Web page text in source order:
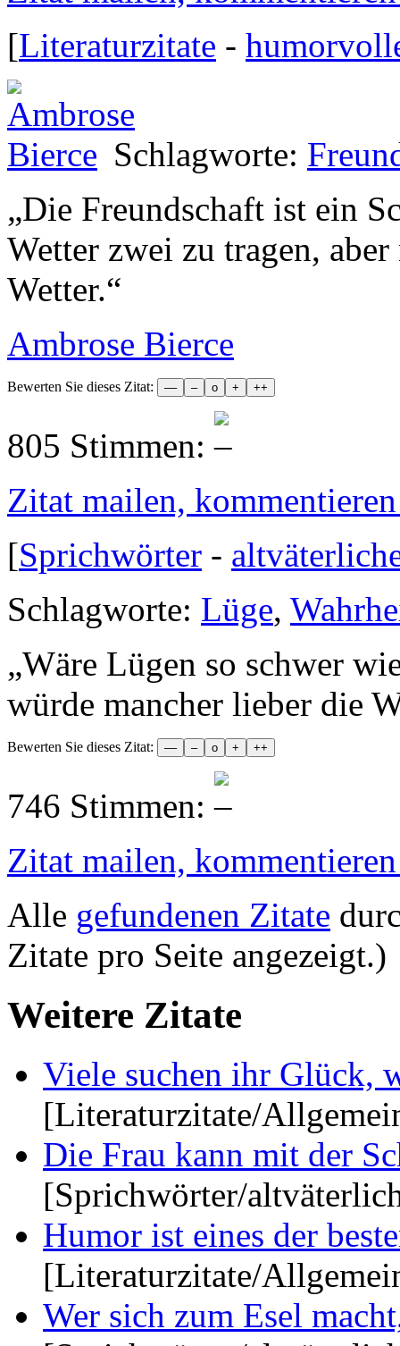
[Literaturzitate -
Schlagworte:
„Die Freundschaft ist ein
Wetter zwei zu tragen,
Wetter.“
Ambrose Bierce
Bewerten Sie dieses Zitat:
805 Stimmen:
Zitat mailen,
[Sprichwörter -
Schlagworte: Lüge,
„Wäre Lügen so schwer
würde mancher lieber die
Bewerten Sie dieses Zitat:
746 Stimmen:
Zitat mailen,
Alle gefundenen Zitate
Zitate pro Seite angezeigt.)
Weitere Zitate
Viele suchen ihr Glück,
[Literaturzitate/
Die Frau kann mit der
[Sprichwörter/
Humor ist eines der
[Literaturzitate/
Wer sich zum Esel